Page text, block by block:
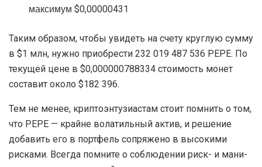
формулой:
Количество PEPE = Целевая сумма / Ожидаемая
будущая цена,
где:
Ожидаемая будущая цена — исторический
максимум $0,00000431
Таким образом, чтобы увидеть на счету круглую сумму